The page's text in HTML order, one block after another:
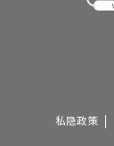
私隐政策